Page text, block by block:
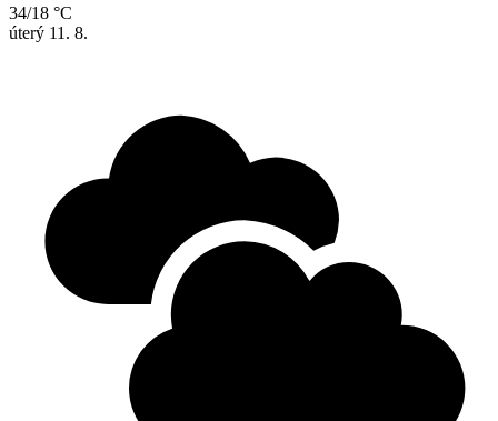
34/18 °C
úterý 11. 8.